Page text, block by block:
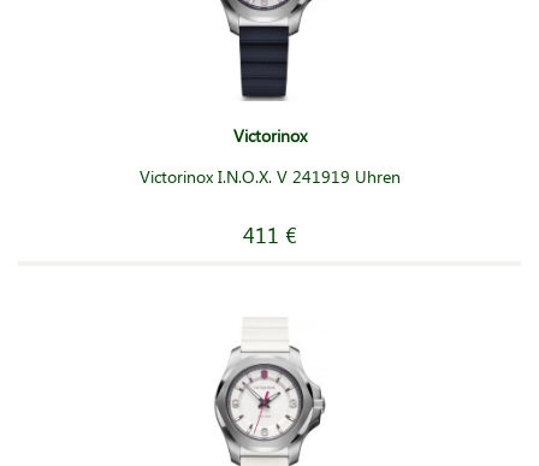
Victorinox
Victorinox I.N.O.X. V 241919 Uhren
411 €